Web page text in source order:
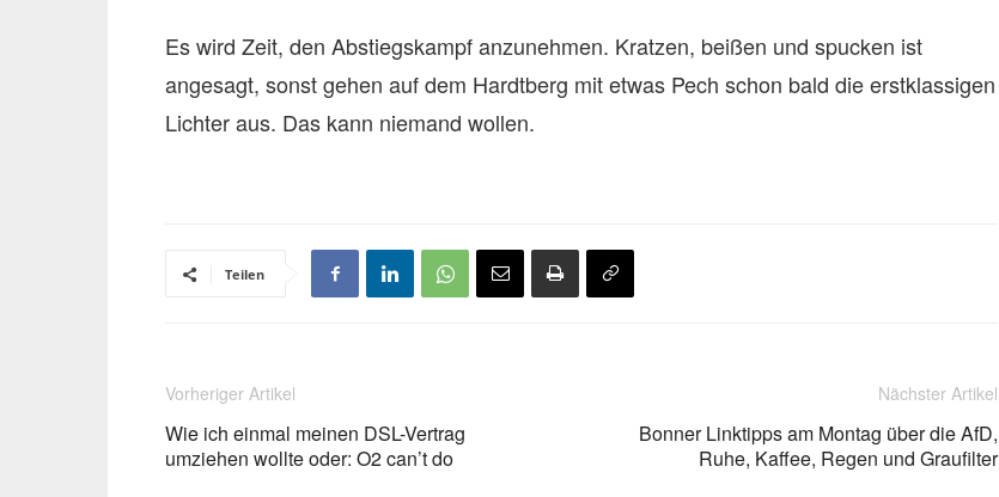
Es wird Zeit, den Abstiegskampf anzunehmen. Kratzen, beißen und spucken ist
angesagt, sonst gehen auf dem Hardtberg mit etwas Pech schon bald die erstklassigen
Lichter aus. Das kann niemand wollen.
Teilen
Vorheriger Artikel
Wie ich einmal meinen DSL-Vertrag
umziehen wollte oder: O2 can’t do
Nächster Artikel
Bonner Linktipps am Montag über die AfD,
Ruhe, Kaffee, Regen und Graufilter